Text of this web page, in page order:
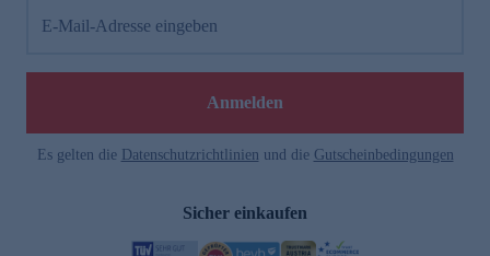
E-Mail-Adresse eingeben
Anmelden
Es gelten die Datenschutzrichtlinien und die Gutscheinbedingungen
Sicher einkaufen